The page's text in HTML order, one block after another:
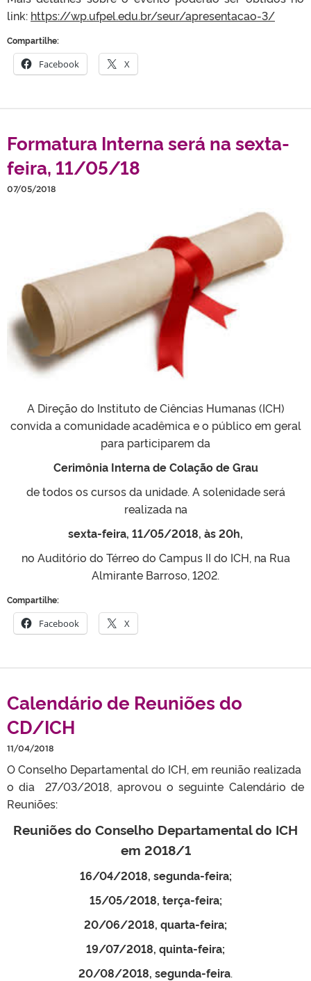
link: https://wp.ufpel.edu.br/seur/apresentacao-3/
Compartilhe:
Facebook X
Formatura Interna será na sexta-
feira, 11/05/18
07/05/2018
A Direção do Instituto de Ciências Humanas (ICH)
convida a comunidade acadêmica e o público em geral
para participarem da
Cerimônia Interna de Colação de Grau
de todos os cursos da unidade. A solenidade será
realizada na
sexta-feira, 11/05/2018, às 20h,
no Auditório do Térreo do Campus II do ICH, na Rua
Almirante Barroso, 1202.
Compartilhe:
Facebook X
Calendário de Reuniões do
CD/ICH
11/04/2018
O Conselho Departamental do ICH, em reunião realizada
o dia 27/03/2018, aprovou o seguinte Calendário de
Reuniões:
Reuniões do Conselho Departamental do ICH
em 2018/1
16/04/2018, segunda-feira;
15/05/2018, terça-feira;
20/06/2018, quarta-feira;
19/07/2018, quinta-feira;
20/08/2018, segunda-feira.